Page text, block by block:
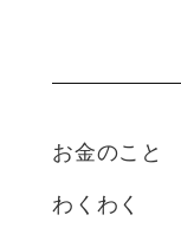
お金のこと
わくわく